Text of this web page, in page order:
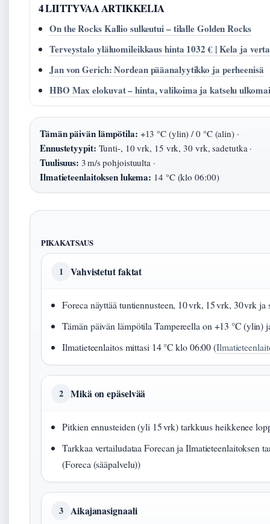
4 LIITTYVAA ARTIKKELIA
On the Rocks Kallio sulkeutui – tilalle Golden Rocks
Terveystalo yläluomileikkaus hinta 1032 € | Kela ja
Jan von Gerich: Nordean pääanalyytikko ja perheenisä
HBO Max elokuvat – hinta, valikoima ja katselu
Tämän päivän lämpötila: +13 °C (ylin) / 0 °C (alin) ·
Ennustetyypit: Tunti-, 10 vrk, 15 vrk, 30 vrk, sadetutka ·
Tuulisuus: 3 m/s pohjoistuulta ·
Ilmatieteenlaitoksen lukema: 14 °C (klo 06:00)
PIKAKATSAUS
1 Vahvistetut faktat
Foreca näyttää tuntiennusteen, 10 vrk, 15 vrk, 30 vrk ja
Tämän päivän lämpötila Tampereella on +13 °C (ylin)
Ilmatieteenlaitos mittasi 14 °C klo 06:00 (
2 Mikä on epäselvää
Pitkien ennusteiden (yli 15 vrk) tarkkuus heikkenee
Tarkkaa vertailudataa Forecan ja Ilmatieteenlaitoksen
(Foreca (sääpalvelu))
3 Aikajanasignaali